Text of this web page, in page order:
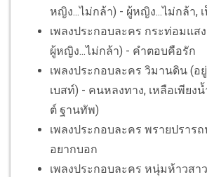
หญิง...ไม่กล้า) - ผู้หญิง...ไม่กล้า,
เพลงประกอบละคร กระท่อมแส
ผู้หญิง...ไม่กล้า) - คำตอบคือรัก
เพลงประกอบละคร วิมานดิน (อ
เบสท์) - คนหลงทาง, เหลือเพียง
ต์ ฐานทัพ)
เพลงประกอบละคร พรายปราร
อยากบอก
เพลงประกอบละคร หนุ่มห้าวสา